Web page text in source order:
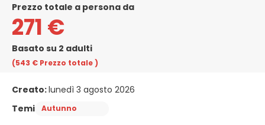
prezzo totale a persona da
271 €
Basato su 2 adulti
(543 € Prezzo totale)
Creato:lunedì 3 agosto 2026
Temi
Autunno